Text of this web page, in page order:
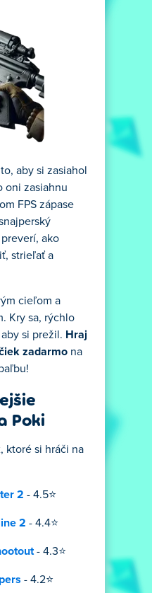
aby si zasiahol
oni zasiahnu
FPS zápase
ako
strieľať a
cieľom a
Kry sa, rýchlo
si prežil. Hraj
zadarmo na
Poki
, ktoré si hráči na
2 - 4.5⭐
2 - 4.4⭐
- 4.3⭐
- 4.2⭐